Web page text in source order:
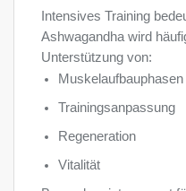
Intensives Training
Ashwagandha wird
Unterstützung von:
Muskelaufbauphasen
Trainingsanpassung
Regeneration
Vitalität